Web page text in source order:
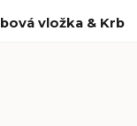
vložka & Krb